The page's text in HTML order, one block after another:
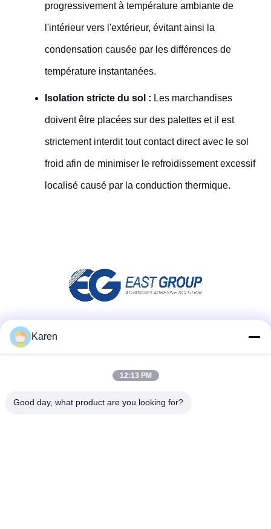
progressivement à température ambiante de
l'intérieur vers l'extérieur, évitant ainsi la
condensation causée par les différences de
température instantanées.
Isolation stricte du sol : Les marchandises
doivent être placées sur des palettes et il est
strictement interdit tout contact direct avec le sol
froid afin de minimiser le refroidissement excessif
localisé causé par la conduction thermique.
Karen
12:13 PM
Good day, what product are you looking for?